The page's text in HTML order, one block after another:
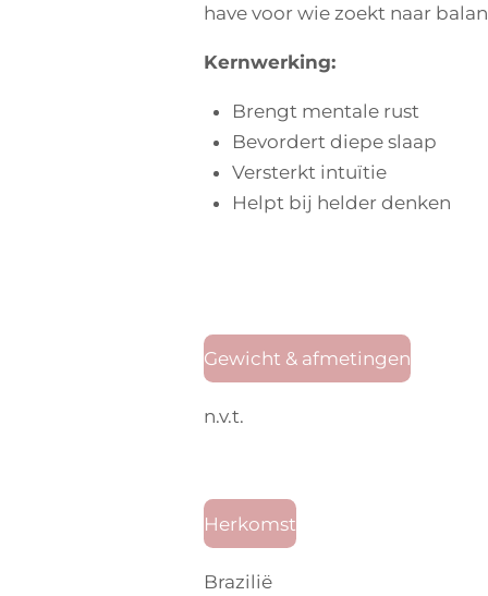
have voor wie zoekt naar
Kernwerking:
Brengt mentale rust
Bevordert diepe slaap
Versterkt intuïtie
Helpt bij helder denken
Gewicht & afmetingen
n.v.t.
Herkomst
Brazilië